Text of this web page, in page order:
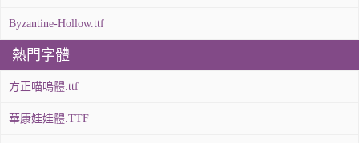
Byzantine-Hollow.ttf
熱門字體
方正喵嗚體.ttf
華康娃娃體.TTF